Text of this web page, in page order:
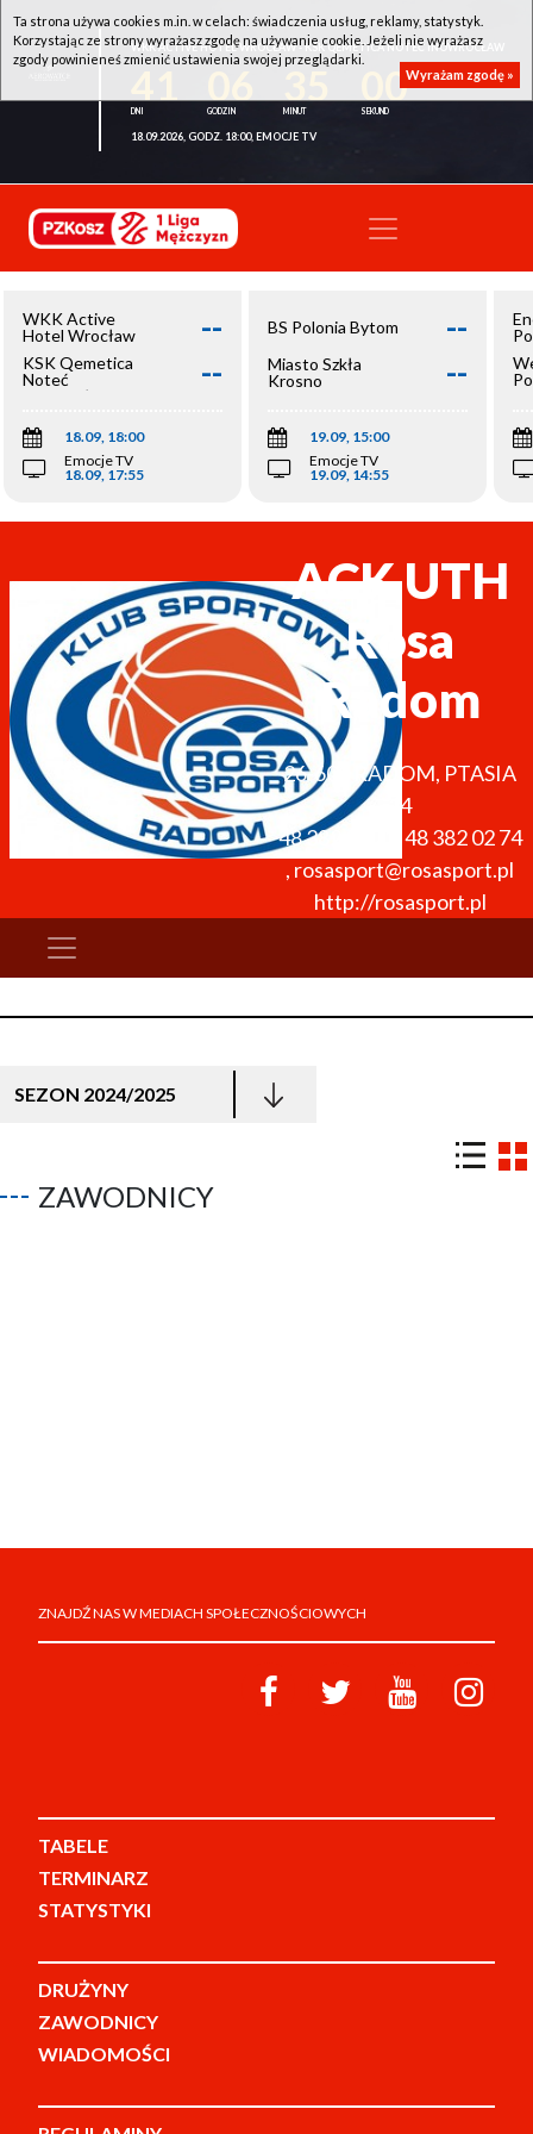
WKK ACTIVE HOTEL WROCŁAW - KSK QEMETICA NOTEĆ INOWROCŁAW
00
18.09.2026, GODZ. 18:00, EMOCJE TV
WKK Active
Hotel Wrocław
--
KSK Qemetica
Noteć
Inowrocław
--
18.09, 18:00
Emocje TV
18.09, 17:55
BS Polonia Bytom --
Miasto Szkła
Krosno
--
19.09, 15:00
Emocje TV
19.09, 14:55
ACK UTH
Rosa
Radom
26-600 RADOM, PTASIA
14
48 382 02 73
48 382 02 74
, rosasport@rosasport.pl
http://rosasport.pl
SEZON 2024/2025
ZAWODNICY
ZNAJDŹ NAS W MEDIACH SPOŁECZNOŚCIOWYCH
TABELE
TERMINARZ
STATYSTYKI
DRUŻYNY
ZAWODNICY
WIADOMOŚCI
Ta strona używa cookies m.in. w celach: świadczenia usług, reklamy, statystyk.
Korzystając ze strony wyrażasz zgodę na używanie cookie. Jeżeli nie wyrażasz
zgody powinieneś zmienić ustawienia swojej przeglądarki.
Wyrażam zgodę »